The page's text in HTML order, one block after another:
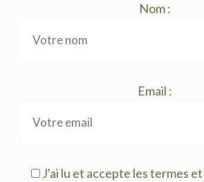
Nom :
Email :
J'ai lu et accepte les termes